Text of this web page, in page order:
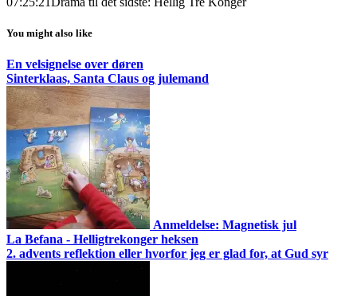
You might also like
En velsignelse over døren
Sinterklaas, Santa Claus og julemand
Anmeldelse: Magnetisk jul
La Befana - Helligtrekonger heksen
2. advents reflektion eller hvorfor jeg er glad for, at Gud syr